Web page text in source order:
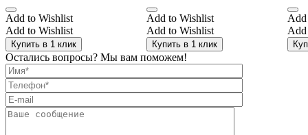
Add to Wishlist
Add to Wishlist
Купить в 1 клик
Add to Wishlist
Add to Wishlist
Купить в 1 клик
Остались вопросы? Мы вам поможем!